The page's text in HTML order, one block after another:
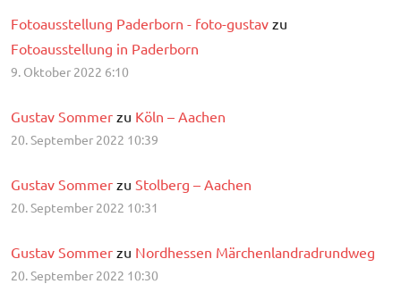
Fotoausstellung Paderborn - foto-gustav zu
Fotoausstellung in Paderborn
9. Oktober 2022 6:10
Gustav Sommer zu Köln – Aachen
20. September 2022 10:39
Gustav Sommer zu Stolberg – Aachen
20. September 2022 10:31
Gustav Sommer zu Nordhessen Märchenlandradrundweg
20. September 2022 10:30